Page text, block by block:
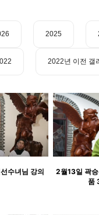
2025
2022년 이전 갤
수녀님 강의
2월13일 곽
품